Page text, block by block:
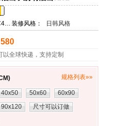
装修风格： 日韩风格
以全球快递，支持定制
规格列表»»
40x50 50x60
60x90
90x120
尺寸可以订做